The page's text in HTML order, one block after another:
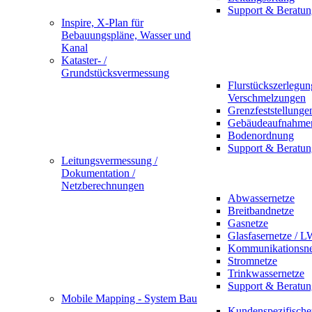
Support &
Inspire, X-Plan für
Bebauungspläne, Wasser und
Kanal
Kataster- /
Grundstücksvermessung
Verschmelzungen
Bodenordnung
Support &
Leitungsvermessung /
Dokumentation /
Netzberechnungen
Abwassernetze
Breitbandnetze
Gasnetze
Glasfasernetze /
Stromnetze
Trinkwassernetze
Support &
Mobile Mapping - System Bau